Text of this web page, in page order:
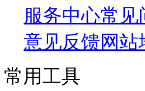
服务中心常见
意见反馈网站
常用工具